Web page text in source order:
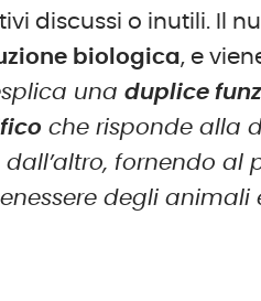
discussi o inutili. Il
biologica, e
unaduplice
che risponde alla
fornendo al
degli animali